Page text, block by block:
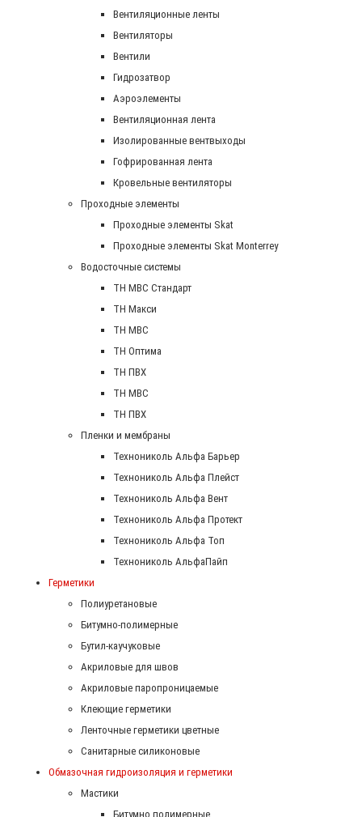
Вентиляционные ленты
Вентиляторы
Вентили
Гидрозатвор
Аэроэлементы
Вентиляционная лента
Изолированные вентвыходы
Гофрированная лента
Кровельные вентиляторы
Проходные элементы
Проходные элементы Skat
Проходные элементы Skat Monterrey
Водосточные системы
TH MBC Стандарт
TH Макси
TH МВС
TH Оптима
TH ПВХ
ТН МВС
ТН ПВХ
Пленки и мембраны
Технониколь Альфа Барьер
Технониколь Альфа Плейст
Технониколь Альфа Вент
Технониколь Альфа Протект
Технониколь Альфа Топ
Технониколь АльфаПайп
Герметики
Полиуретановые
Битумно-полимерные
Бутил-каучуковые
Акриловые для швов
Акриловые паропроницаемые
Клеющие герметики
Ленточные герметики цветные
Санитарные силиконовые
Обмазочная гидроизоляция и герметики
Мастики
Битумно полимерные